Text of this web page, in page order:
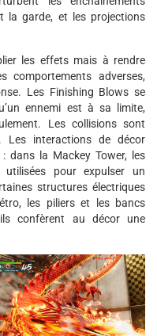
la garde, et les projections
les effets mais à rendre
comportements adverses,
Les Finishing Blows se
ennemi est à sa limite,
Les collisions sont
Les interactions de décor
dans la Mackey Tower, les
utilisées pour expulser un
structures électriques
les piliers et les bancs
confèrent au décor une